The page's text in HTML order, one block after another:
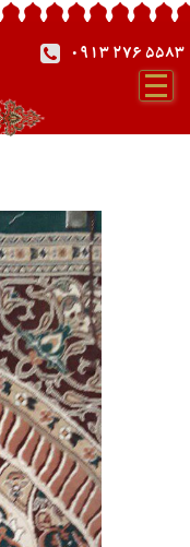
0913 276 5583